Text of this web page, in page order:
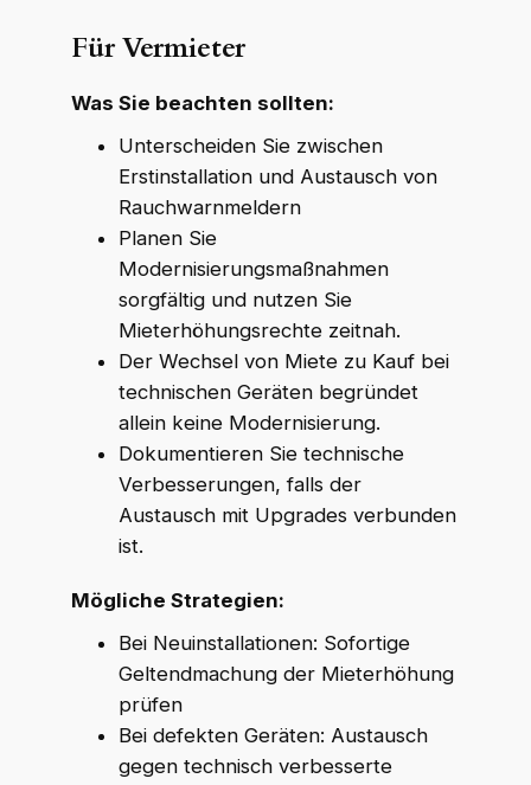
Für Vermieter
Was Sie beachten sollten:
Unterscheiden Sie zwischen
Erstinstallation und Austausch von
Rauchwarnmeldern
Planen Sie
Modernisierungsmaßnahmen
sorgfältig und nutzen Sie
Mieterhöhungsrechte zeitnah.
Der Wechsel von Miete zu Kauf bei
technischen Geräten begründet
allein keine Modernisierung.
Dokumentieren Sie technische
Verbesserungen, falls der
Austausch mit Upgrades verbunden
ist.
Mögliche Strategien:
Bei Neuinstallationen: Sofortige
Geltendmachung der Mieterhöhung
prüfen
Bei defekten Geräten: Austausch
gegen technisch verbesserte